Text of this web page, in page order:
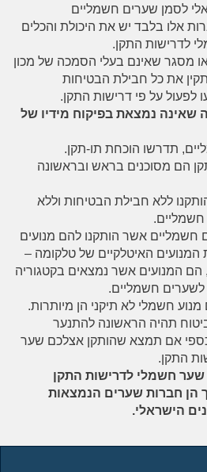
לסמן שערים חשמליים
אלו בלבד יש את היכולת והכלים
לדרישות התקן.
מסגר שאינם בעלי הסמכה של מכון
את כל חבילת הבטיחות
לפעול על פי דרישות התקן.
שאינה נמצאת בפיקוח מידיו של
תדרשו הוכחת תו-תקן.
הם מסוכנים בראש ובראשונה
ללא חבילת הבטיחות וללא
חשמליים אשר הותקנו להם מנועים
המנועים האיטלקיים של טלקומה –
קרדין Telcoma – Cardin, הם המנועים אשר נמצאים בקטגוריה
חשמליים.
חשמלי לא תיקני הן מיותרות.
תהיה הראשונה להתנער
כספי אם תמצא שהותקן אצלכם שער
התקן.
שער חשמלי לדרישות התקן
הן חברות שערים הנמצאות
הישראלי.